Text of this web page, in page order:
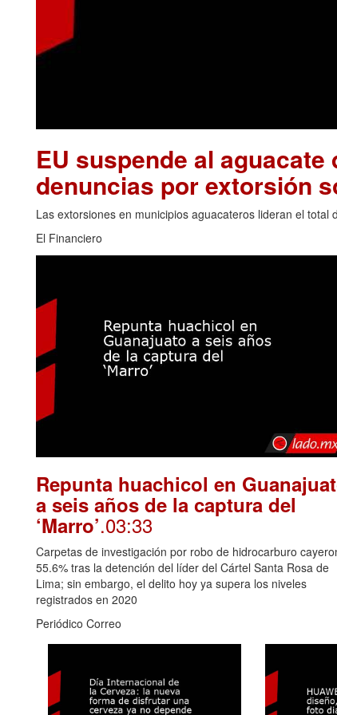
EU suspende al
denuncias por extorsión
Las extorsiones en municipios aguacateros lideran el total
El Financiero
Repunta huachicol en
a seis años de la captura del
‘Marro’.03:33
Carpetas de investigación por robo de hidrocarburo
55.6% tras la detención del líder del Cártel Santa Rosa de
Lima; sin embargo, el delito hoy ya supera los niveles
registrados en 2020
Periódico Correo